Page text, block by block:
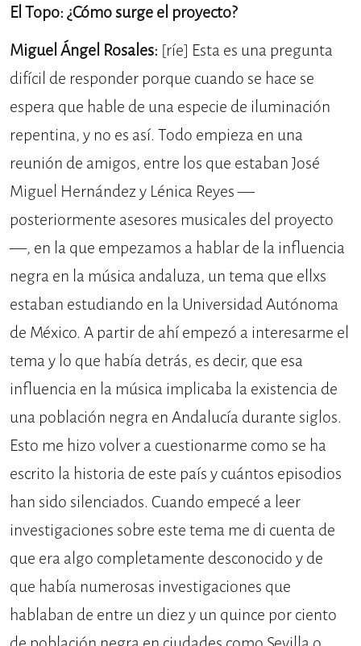
El Topo: ¿Cómo surge el proyecto?
Miguel Ángel Rosales: [ríe] Esta es una pregunta
difícil de responder porque cuando se hace se
espera que hable de una especie de iluminación
repentina, y no es así. Todo empieza en una
reunión de amigos, entre los que estaban José
Miguel Hernández y Lénica Reyes —
posteriormente asesores musicales del proyecto
—, en la que empezamos a hablar de la influencia
negra en la música andaluza, un tema que ellxs
estaban estudiando en la Universidad Autónoma
de México. A partir de ahí empezó a interesarme el
tema y lo que había detrás, es decir, que esa
influencia en la música implicaba la existencia de
una población negra en Andalucía durante siglos.
Esto me hizo volver a cuestionarme como se ha
escrito la historia de este país y cuántos episodios
han sido silenciados. Cuando empecé a leer
investigaciones sobre este tema me di cuenta de
que era algo completamente desconocido y de
que había numerosas investigaciones que
hablaban de entre un diez y un quince por ciento